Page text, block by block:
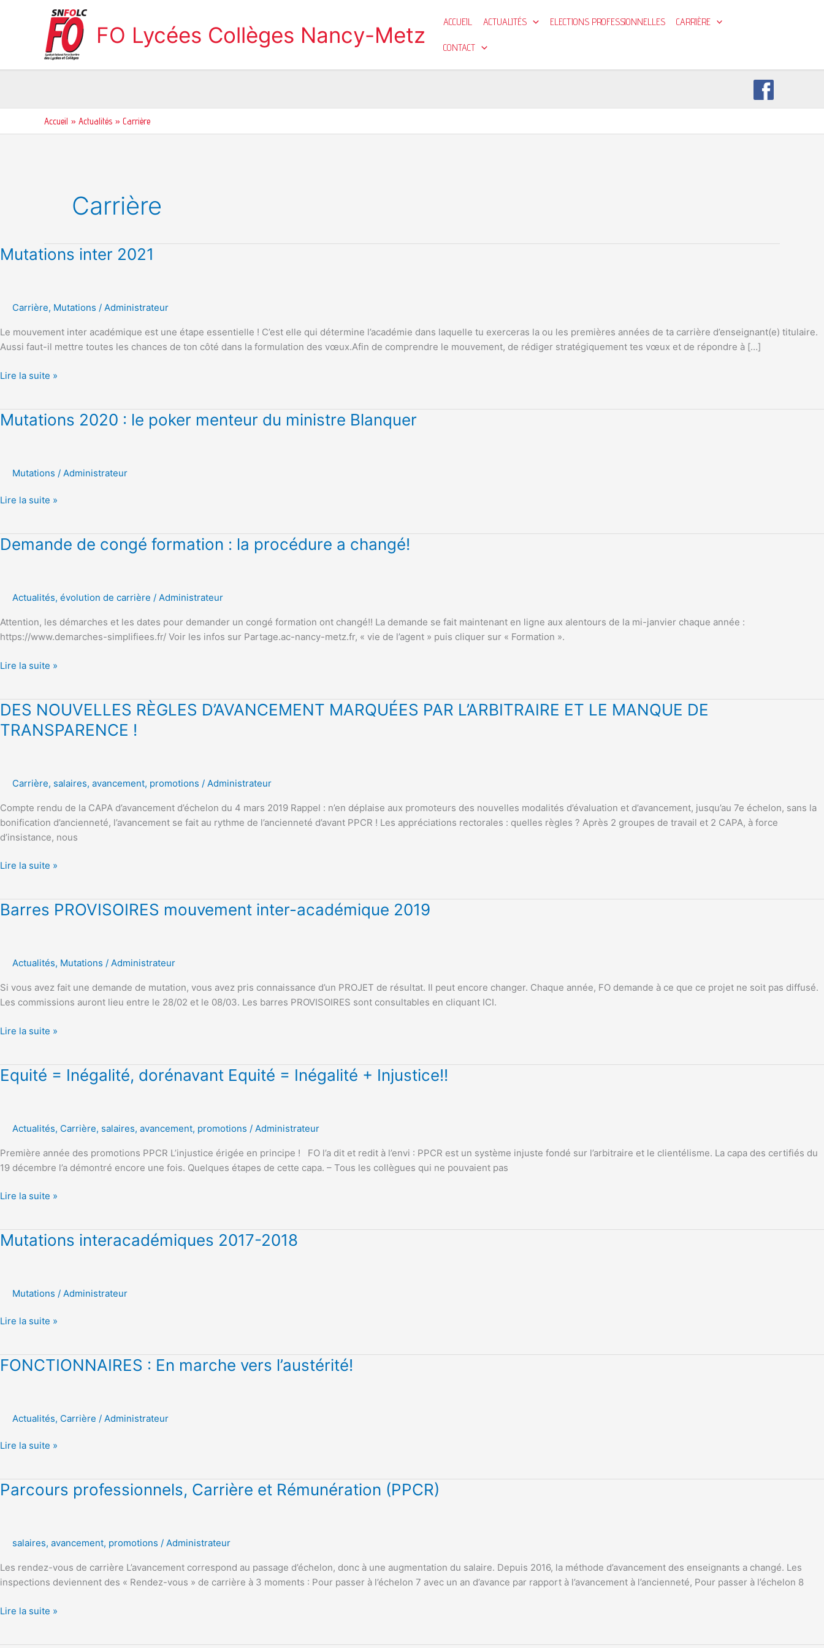
FO Lycées Collèges Nancy-Metz
ACCUEIL ACTUALITÉS ELECTIONS PROFESSIONNELLES CARRIÈRE
CONTACT
Accueil Actualités Carrière
Carrière
Mutations inter 2021
Carrière, Mutations / Administrateur
Le mouvement inter académique est une étape essentielle ! C’est elle qui détermine l’académie dans laquelle tu exerceras la ou les premières années de ta carrière d’enseignant(e) titulaire.
Aussi faut-il mettre toutes les chances de ton côté dans la formulation des vœux.Afin de comprendre le mouvement, de rédiger stratégiquement tes vœux et de répondre à […]
Mutations
Lire la suite »
Mutations 2020 : le poker menteur du ministre Blanquer
Mutations / Administrateur
Mutations
poker
du
Blanquer
Lire la suite »
Demande de congé formation : la procédure a changé!
Actualités, évolution de carrière / Administrateur
Attention, les démarches et les dates pour demander un congé formation ont changé!! La demande se fait maintenant en ligne aux alentours de la mi-janvier chaque année :
https://www.demarches-simplifiees.fr/ Voir les infos sur Partage.ac-nancy-metz.fr, « vie de l’agent » puis cliquer sur « Formation ».
Demande
procédure
a
Lire la suite »
DES NOUVELLES RÈGLES D’AVANCEMENT MARQUÉES PAR L’ARBITRAIRE ET LE MANQUE DE
TRANSPARENCE !
Carrière, salaires, avancement, promotions / Administrateur
Compte rendu de la CAPA d’avancement d’échelon du 4 mars 2019 Rappel : n’en déplaise aux promoteurs des nouvelles modalités d’évaluation et d’avancement, jusqu’au 7e échelon, sans la
bonification d’ancienneté, l’avancement se fait au rythme de l’ancienneté d’avant PPCR ! Les appréciations rectorales : quelles règles ? Après 2 groupes de travail et 2 CAPA, à force
d’insistance, nous
DES
RÈGLES
PAR
ET
LE
MANQUE
TRANSPARENCE
Lire la suite »
Barres PROVISOIRES mouvement inter-académique 2019
Actualités, Mutations / Administrateur
Si vous avez fait une demande de mutation, vous avez pris connaissance d’un PROJET de résultat. Il peut encore changer. Chaque année, FO demande à ce que ce projet ne soit pas diffusé.
Les commissions auront lieu entre le 28/02 et le 08/03. Les barres PROVISOIRES sont consultables en cliquant ICI.
Barres
académique
Lire la suite »
Equité = Inégalité, dorénavant Equité = Inégalité + Injustice!!
Actualités, Carrière, salaires, avancement, promotions / Administrateur
Première année des promotions PPCR L’injustice érigée en principe ! FO l’a dit et redit à l’envi : PPCR est un système injuste fondé sur l’arbitraire et le clientélisme. La capa des certifiés du
19 décembre l’a démontré encore une fois. Quelques étapes de cette capa. – Tous les collègues qui ne pouvaient pas
Equité
Equité
Inégalité
+
Lire la suite »
Mutations interacadémiques 2017-2018
Mutations / Administrateur
Mutations
Lire la suite »
FONCTIONNAIRES : En marche vers l’austérité!
Actualités, Carrière / Administrateur
FONCTIONNAIRES
vers
Lire la suite »
Parcours professionnels, Carrière et Rémunération (PPCR)
salaires, avancement, promotions / Administrateur
Les rendez-vous de carrière L’avancement correspond au passage d’échelon, donc à une augmentation du salaire. Depuis 2016, la méthode d’avancement des enseignants a changé. Les
inspections deviennent des « Rendez-vous » de carrière à 3 moments : Pour passer à l’échelon 7 avec un an d’avance par rapport à l’avancement à l’ancienneté, Pour passer à l’échelon 8
Parcours
Rémunération
Lire la suite »